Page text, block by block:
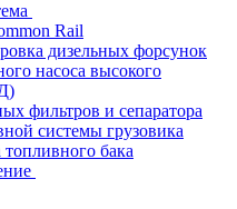
Rail
дизельных форсунок
насоса высокого
фильтров и сепаратора
системы грузовика
бака